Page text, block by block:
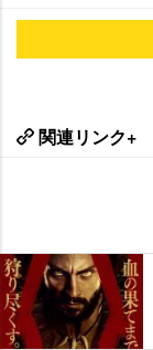
関連リンク+